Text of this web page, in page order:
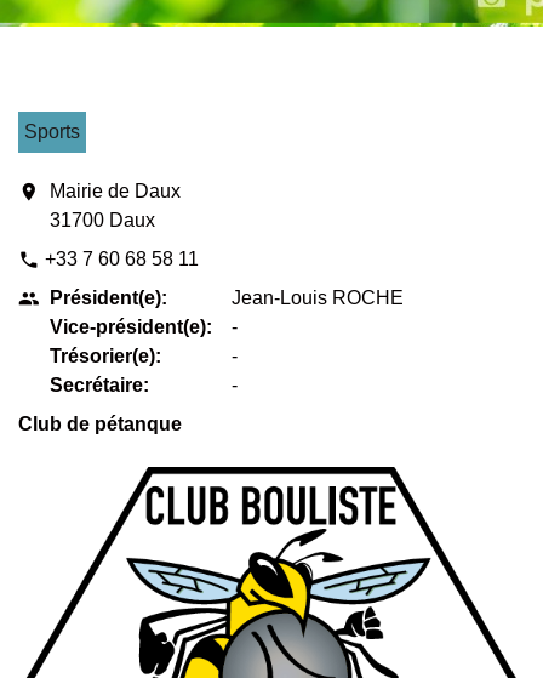
Sports
location_on
Mairie de Daux
31700 Daux
phone +33 7 60 68 58 11
people
Président(e):
Vice-président(e):
Trésorier(e):
Secrétaire:
Jean-Louis ROCHE
-
-
-
Club de pétanque